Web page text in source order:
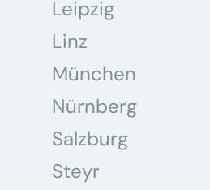
Leipzig
Linz
München
Nürnberg
Salzburg
Steyr